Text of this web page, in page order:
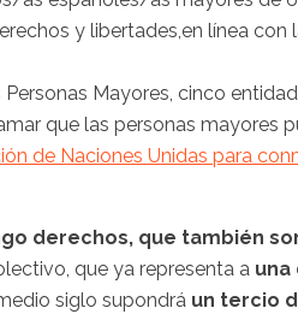
y libertades,en línea con
Mayores, cinco
que las personas mayores
de Naciones Unidas para
derechos, que también
que ya representa a una
siglo supondrá un tercio